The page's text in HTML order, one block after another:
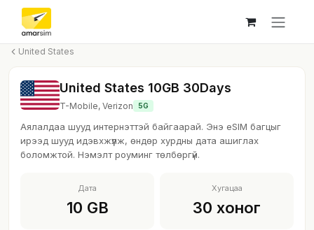
Skip to Content
United States
United States 10GB 30Days
T-Mobile, Verizon 5G
Аялалдаа шууд интернэттэй байгаарай. Энэ eSIM багцыг
ирээд шууд идэвхжүүлж, өндөр хурдны дата ашиглах
боломжтой. Нэмэлт роуминг төлбөргүй.
Дата
10 GB
Хугацаа
30 хоног